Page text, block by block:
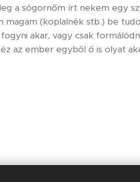
a sógornőm írt nekem egy
magam (koplalnék stb.) be
akar, vagy csak
az ember egyből ő is olyat